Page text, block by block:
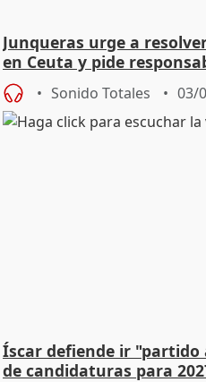
Junqueras urge a
en Ceuta y pide
Sonido Totales 03/
Íscar defiende ir
de candidaturas para